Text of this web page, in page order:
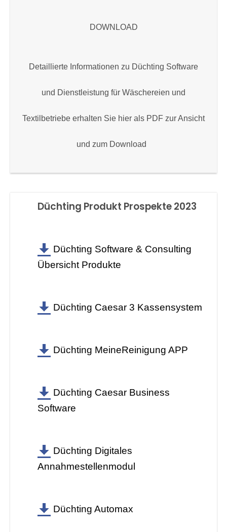
DOWNLOAD
Detaillierte Informationen zu Düchting Software
und Dienstleistung für Wäschereien und
Textilbetriebe erhalten Sie hier als PDF zur Ansicht
und zum Download
Düchting Produkt Prospekte 2023
Düchting Software & Consulting
Übersicht Produkte
Düchting Caesar 3 Kassensystem
Düchting MeineReinigung APP
Düchting Caesar Business
Software
Düchting Digitales
Annahmestellenmodul
Düchting Automax